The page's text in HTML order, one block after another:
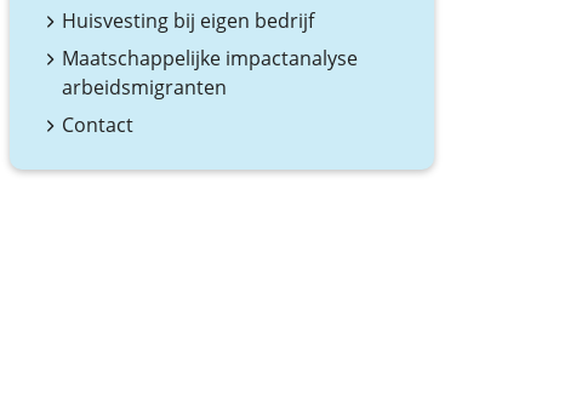
Huisvesting bij eigen bedrijf
Maatschappelijke impactanalyse
arbeidsmigranten
Contact